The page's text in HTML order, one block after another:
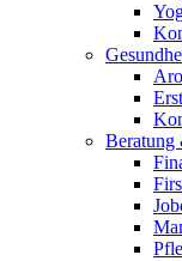
Beratung